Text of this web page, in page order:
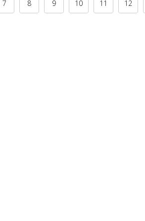
7 8 9 10 11 12